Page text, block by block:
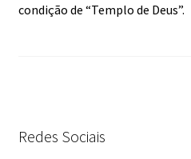
condição de “Templo de Deus”.
Redes Sociais